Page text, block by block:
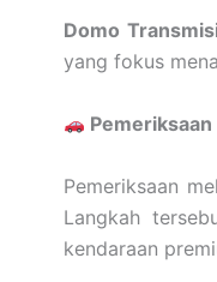
Domo
yang fokus
Pemeriksaan
Langkah
kendaraan